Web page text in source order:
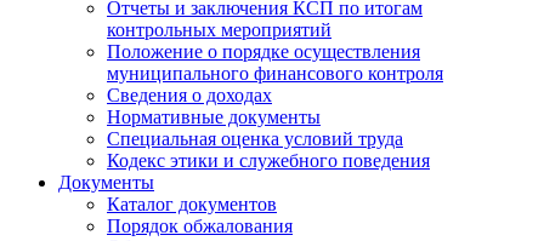
Отчеты и заключения КСП по итогам
контрольных мероприятий
Положение о порядке осуществления
муниципального финансового контроля
Сведения о доходах
Нормативные документы
Специальная оценка условий труда
Кодекс этики и служебного поведения
Документы
Каталог документов
Порядок обжалования